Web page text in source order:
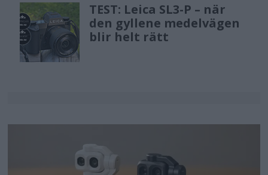
TEST: Leica SL3-P – när
den gyllene medelvägen
blir helt rätt